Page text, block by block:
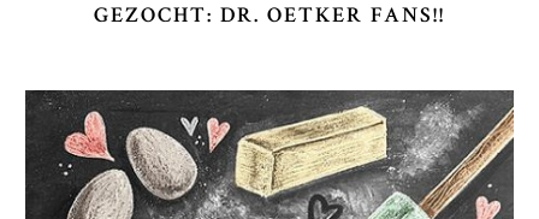
GEZOCHT: DR. OETKER FANS!!